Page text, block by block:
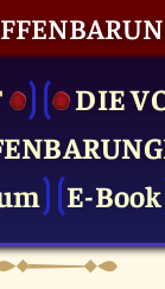
DIE
E-Book